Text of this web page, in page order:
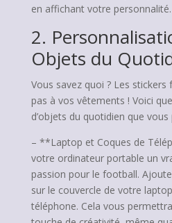
en affichant votre personnalité.
2.
Objets du
Vous savez quoi ? Les
pas à vos vêtements ! Voici
d’objets du quotidien que
– **Laptop et Coques de
votre ordinateur portable un
passion pour le football.
sur le couvercle de votre
téléphone. Cela vous